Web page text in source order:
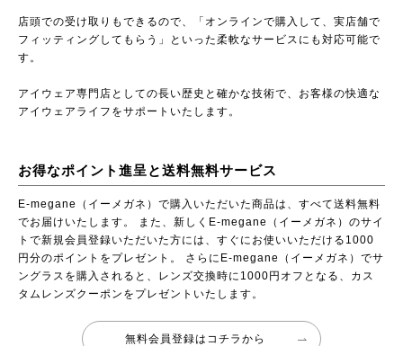
店頭での受け取りもできるので、「オンラインで購入して、実店舗で
フィッティングしてもらう」といった柔軟なサービスにも対応可能で
す。
アイウェア専門店としての長い歴史と確かな技術で、お客様の快適な
アイウェアライフをサポートいたします。
お得なポイント進呈と送料無料サービス
E-megane（イーメガネ）で購入いただいた商品は、すべて送料無料
でお届けいたします。 また、新しくE-megane（イーメガネ）のサイ
トで新規会員登録いただいた方には、すぐにお使いいただける1000
円分のポイントをプレゼント。 さらにE-megane（イーメガネ）でサ
ングラスを購入されると、レンズ交換時に1000円オフとなる、カス
タムレンズクーポンをプレゼントいたします。
無料会員登録はコチラから